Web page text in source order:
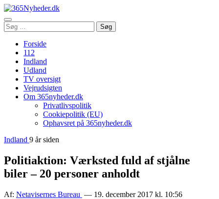
Åbn
menu
Søg
efter:
Søg
Forside
112
Indland
Udland
TV oversigt
Vejrudsigten
Om 365nyheder.dk
Privatlivspolitik
Cookiepolitik (EU)
Ophavsret på 365nyheder.dk
Indland 9 år siden
Politiaktion: Værksted fuld af stjålne
biler – 20 personer anholdt
Af: Netavisernes Bureau — 19. december 2017 kl. 10:56